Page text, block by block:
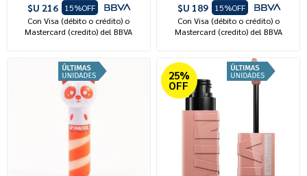
$U 216
15%OFF
Con Visa (débito o crédito) o
Mastercard (credito) del BBVA
$U 189
15%OFF
Con Visa (débito o crédito) o
Mastercard (credito) del BBVA
25%
OFF